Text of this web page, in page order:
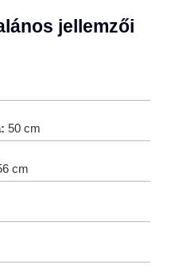
jellemzői
50 cm
cm